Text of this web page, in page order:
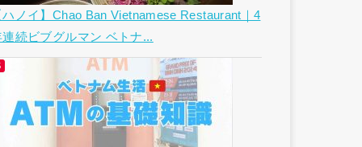
ハノイ】Chao Ban Vietnamese Restaurant｜4
連続ビブグルマン ベトナ...